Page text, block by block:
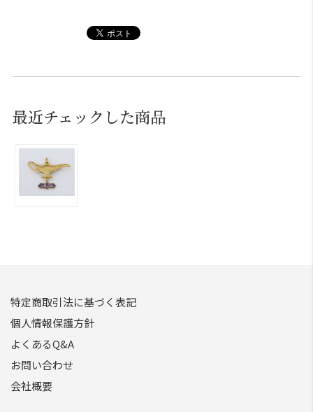
最近チェックした商品
特定商取引法に基づく表記
個人情報保護方針
よくあるQ&A
お問い合わせ
会社概要